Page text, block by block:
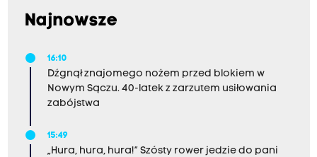
Najnowsze
16:10
Dźgnął znajomego nożem przed blokiem w
Nowym Sączu. 40-latek z zarzutem usiłowania
zabójstwa
15:49
„Hura, hura, hura!” Szósty rower jedzie do pani